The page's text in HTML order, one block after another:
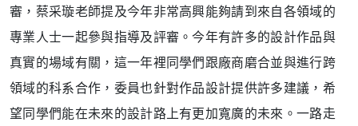
審，蔡采璇老師提及今年非常高興能夠請到來自各領域的
專業人士一起參與指導及評審。今年有許多的設計作品與
真實的場域有關，這一年裡同學們跟廠商磨合並與進行跨
領域的科系合作，委員也針對作品設計提供許多建議，希
望同學們能在未來的設計路上有更加寬廣的未來。一路走